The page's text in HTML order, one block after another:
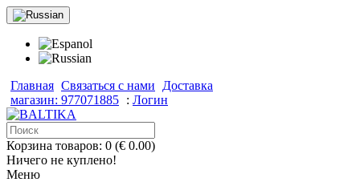
Главная Связаться с нами
Доставка
магазин: 977071885 : Логин
Корзина товаров: 0 (€ 0.00)
Ничего не куплено!
Меню